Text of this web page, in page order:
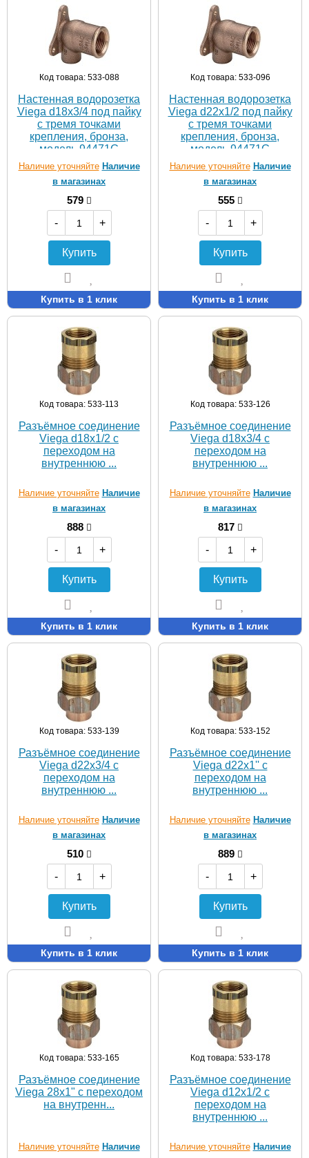
Код товара: 533-088
Настенная водорозетка
Viega d18х3/4 под пайку
с тремя точками
крепления, бронза,
модель 94471G
Наличие уточняйте Наличие
в магазинах
579
-
+
Купить
Купить в 1 клик
Код товара: 533-096
Настенная водорозетка
Viega d22х1/2 под пайку
с тремя точками
крепления, бронза,
модель 94471G
Наличие уточняйте Наличие
в магазинах
555
-
+
Купить
Купить в 1 клик
Код товара: 533-113
Разъёмное соединение
Viega d18х1/2 с
переходом на
внутреннюю ...
Наличие уточняйте Наличие
в магазинах
888
-
+
Купить
Купить в 1 клик
Код товара: 533-126
Разъёмное соединение
Viega d18х3/4 с
переходом на
внутреннюю ...
Наличие уточняйте Наличие
в магазинах
817
-
+
Купить
Купить в 1 клик
Код товара: 533-139
Разъёмное соединение
Viega d22х3/4 с
переходом на
внутреннюю ...
Наличие уточняйте Наличие
в магазинах
510
-
+
Купить
Купить в 1 клик
Код товара: 533-152
Разъёмное соединение
Viega d22х1'' с
переходом на
внутреннюю ...
Наличие уточняйте Наличие
в магазинах
889
-
+
Купить
Купить в 1 клик
Код товара: 533-165
Разъёмное соединение
Viega 28х1" с переходом
на внутренн...
Наличие уточняйте Наличие
Код товара: 533-178
Разъёмное соединение
Viega d12х1/2 с
переходом на
внутреннюю ...
Наличие уточняйте Наличие